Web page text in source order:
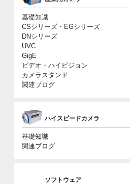
基礎知識
CSシリーズ・EGシリーズ
DNシリーズ
UVC
GigE
ビデオ・ハイビジョン
カメラスタンド
関連ブログ
ハイスピードカメラ
基礎知識
関連ブログ
ソフトウェア